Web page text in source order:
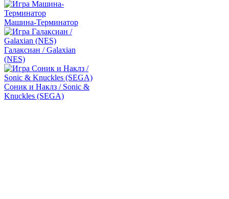
Машина-Терминатор
Галаксиан / Galaxian
(NES)
Соник и Наклз / Sonic &
Knuckles (SEGA)